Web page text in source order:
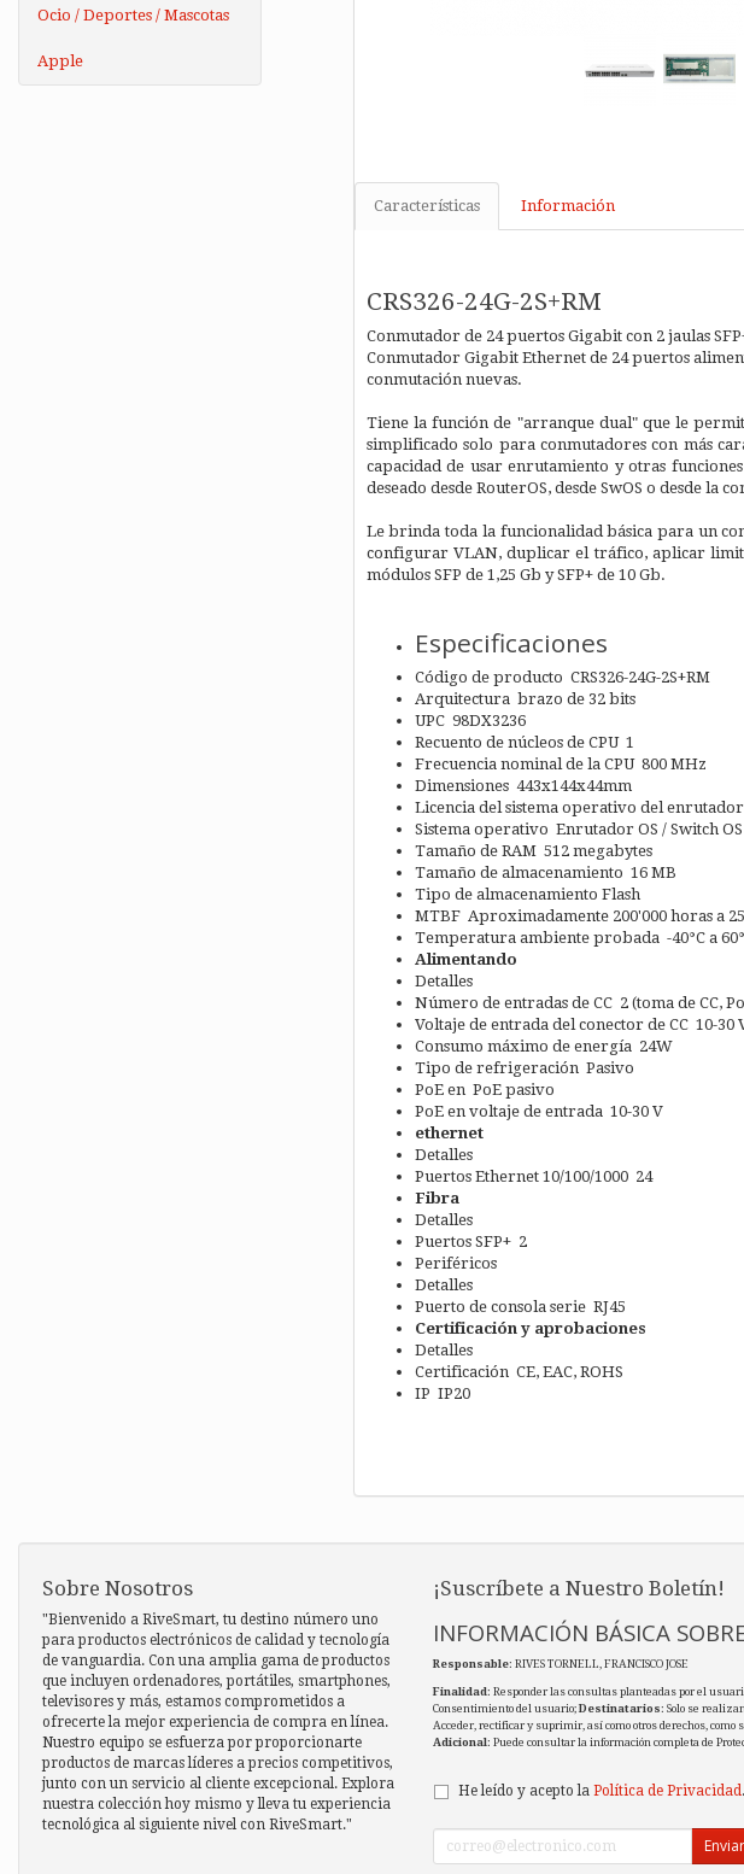
Ocio / Deportes / Mascotas
Apple
Características Información
CRS326-24G-2S+RM
Conmutador de 24 puertos Gigabit con 2 jaulas
Conmutador Gigabit Ethernet de 24 puertos
conmutación nuevas.
Tiene la función de "arranque dual" que le
simplificado solo para conmutadores con más
capacidad de usar enrutamiento y otras
deseado desde RouterOS, desde SwOS o desde la
Le brinda toda la funcionalidad básica para un
configurar VLAN, duplicar el tráfico, aplicar
módulos SFP de 1,25 Gb y SFP+ de 10 Gb.
Especificaciones
Código de producto CRS326-24G-2S+RM
Arquitectura brazo de 32 bits
UPC 98DX3236
Recuento de núcleos de CPU 1
Frecuencia nominal de la CPU 800 MHz
Dimensiones 443x144x44mm
Licencia del sistema operativo del
Sistema operativo Enrutador OS / Switch OS
Tamaño de RAM 512 megabytes
Tamaño de almacenamiento 16 MB
Tipo de almacenamiento Flash
MTBF Aproximadamente 200'000 horas a
Temperatura ambiente probada -40°C a
Alimentando
Detalles
Número de entradas de CC 2 (toma de CC,
Voltaje de entrada del conector de CC 10-30
Consumo máximo de energía 24W
Tipo de refrigeración Pasivo
PoE en PoE pasivo
PoE en voltaje de entrada 10-30 V
ethernet
Detalles
Puertos Ethernet 10/100/1000 24
Fibra
Detalles
Puertos SFP+ 2
Periféricos
Detalles
Puerto de consola serie RJ45
Certificación y aprobaciones
Detalles
Certificación CE, EAC, ROHS
IP IP20
Sobre Nosotros
"Bienvenido a RiveSmart, tu destino número uno
para productos electrónicos de calidad y tecnología
de vanguardia. Con una amplia gama de productos
que incluyen ordenadores, portátiles, smartphones,
televisores y más, estamos comprometidos a
ofrecerte la mejor experiencia de compra en línea.
Nuestro equipo se esfuerza por proporcionarte
productos de marcas líderes a precios competitivos,
junto con un servicio al cliente excepcional. Explora
nuestra colección hoy mismo y lleva tu experiencia
tecnológica al siguiente nivel con RiveSmart."
¡Suscríbete a Nuestro Boletín!
INFORMACIÓN BÁSICA
Responsable: RIVES TORNELL, FRANCISCO JOSE
Finalidad: Responder las consultas planteadas por el
Consentimiento del usuario;Destinatarios: Solo se
Acceder, rectificar y suprimir, así como otros derechos,
Adicional: Puede consultar la información completa de
He leído y acepto la Política de Privacidad.
Enviar